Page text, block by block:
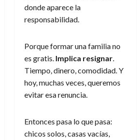
donde aparece la
responsabilidad.
Porque formar una familia no
es gratis. Implica resignar
Tiempo, dinero, comodidad. Y
hoy, muchas veces, queremos
evitar esa renuncia.
Entonces pasa lo que pasa:
chicos solos, casas vacías,